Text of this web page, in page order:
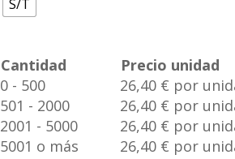
S/T
Cantidad
Precio unidad
0 - 500
26,40 € por
501 - 2000
26,40 € por
2001 - 5000
26,40 € por
5001 o más
26,40 € por